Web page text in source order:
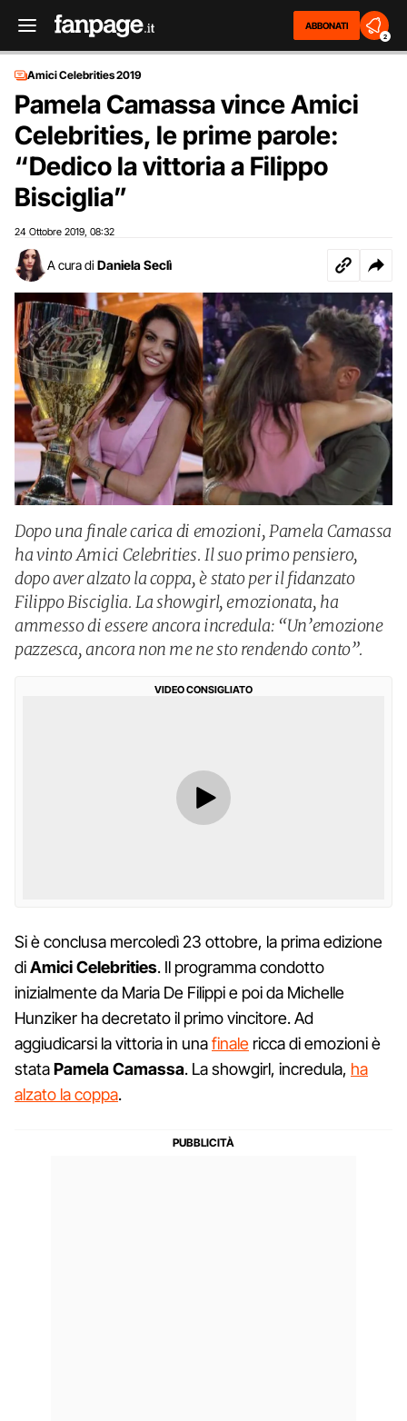
ABBONATI
2
Amici Celebrities 2019
Pamela Camassa vince Amici
Celebrities, le prime parole:
“Dedico la vittoria a Filippo
Bisciglia”
24 Ottobre 2019 08:32
A cura di Daniela Seclì
Dopo una finale carica di emozioni, Pamela Camassa
ha vinto Amici Celebrities. Il suo primo pensiero,
dopo aver alzato la coppa, è stato per il fidanzato
Filippo Bisciglia. La showgirl, emozionata, ha
ammesso di essere ancora incredula: “Un’emozione
pazzesca, ancora non me ne sto rendendo conto”.
VIDEO CONSIGLIATO
Si è conclusa mercoledì 23 ottobre, la prima edizione
diAmici Celebrities. Il programma condotto
inizialmente da Maria De Filippi e poi da Michelle
Hunziker ha decretato il primo vincitore. Ad
aggiudicarsi la vittoria in unafinale ricca di emozioni è
stataPamela Camassa. La showgirl, incredula, ha
alzato la coppa.